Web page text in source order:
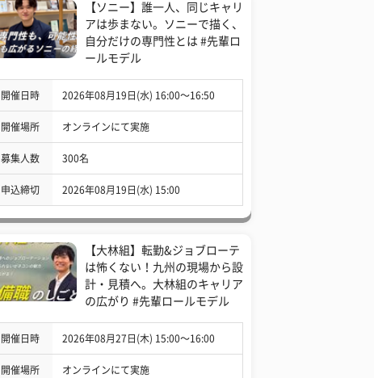
【ソニー】誰一人、同じキャリ
アは歩まない。ソニーで描く、
自分だけの専門性とは #先輩ロ
ールモデル
開催日時 2026年08月19日(水) 16:00〜16:50
開催場所 オンラインにて実施
募集人数 300名
申込締切 2026年08月19日(水) 15:00
【大林組】転勤&ジョブローテ
は怖くない！九州の現場から設
計・見積へ。大林組のキャリア
の広がり #先輩ロールモデル
開催日時 2026年08月27日(木) 15:00〜16:00
開催場所 オンラインにて実施